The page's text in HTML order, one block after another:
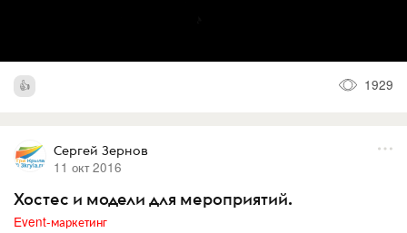
1929
Сергей Зернов
11 окт 2016
Хостес и модели для мероприятий.
Event-маркетинг